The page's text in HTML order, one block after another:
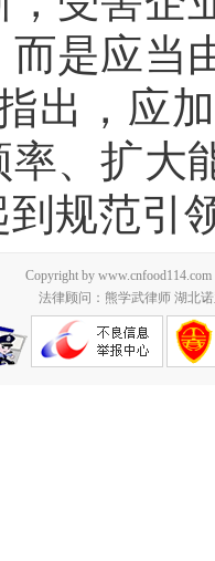
而是应当
出，应
、扩大
规范引
Copyright by
法律顾问：熊学武律师 湖北